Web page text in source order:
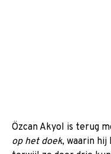
Özcan Akyol is terug
op het doek, waarin